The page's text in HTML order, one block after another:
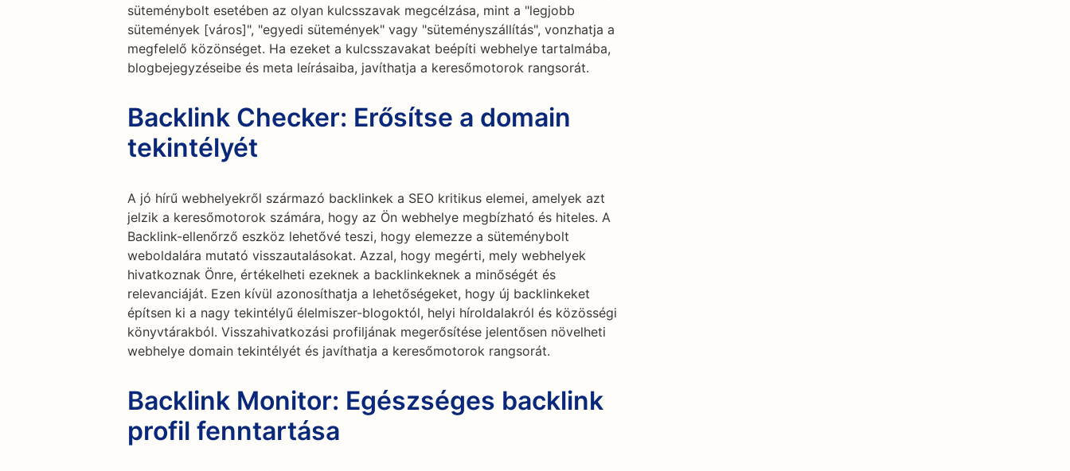
süteménybolt esetében az olyan kulcsszavak megcélzása, mint a "legjobb
sütemények [város]", "egyedi sütemények" vagy "süteményszállítás", vonzhatja a
megfelelő közönséget. Ha ezeket a kulcsszavakat beépíti webhelye tartalmába,
blogbejegyzéseibe és meta leírásaiba, javíthatja a keresőmotorok rangsorát.
Backlink Checker: Erősítse a domain
tekintélyét
A jó hírű webhelyekről származó backlinkek a SEO kritikus elemei, amelyek azt
jelzik a keresőmotorok számára, hogy az Ön webhelye megbízható és hiteles. A
Backlink-ellenőrző eszköz lehetővé teszi, hogy elemezze a süteménybolt
weboldalára mutató visszautalásokat. Azzal, hogy megérti, mely webhelyek
hivatkoznak Önre, értékelheti ezeknek a backlinkeknek a minőségét és
relevanciáját. Ezen kívül azonosíthatja a lehetőségeket, hogy új backlinkeket
építsen ki a nagy tekintélyű élelmiszer-blogoktól, helyi híroldalakról és közösségi
könyvtárakból. Visszahivatkozási profiljának megerősítése jelentősen növelheti
webhelye domain tekintélyét és javíthatja a keresőmotorok rangsorát.
Backlink Monitor: Egészséges backlink
profil fenntartása